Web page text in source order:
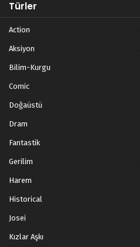
Türler
Action
Aksiyon
Bilim-Kurgu
Comic
Doğaüstü
Dram
Fantastik
Gerilim
Harem
Historical
Josei
Kızlar Aşkı